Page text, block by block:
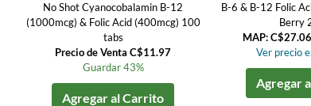
No Shot Cyanocobalamin B-12
(1000mcg) & Folic Acid (400mcg) 100
tabs
Precio de Venta C$11.97
Guardar 43%
Agregar al Carrito
B-6 & B-12 Folic
Berry
MAP: C$27.06
Ver precio
Agregar